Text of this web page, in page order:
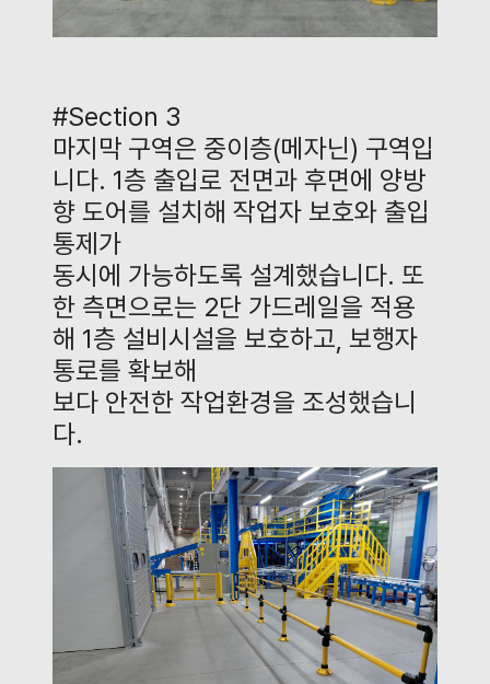
#Section 3
마지막 구역은 중이층(메자닌) 구역입
니다. 1층 출입로 전면과 후면에 양방
향 도어를 설치해 작업자 보호와 출입
통제가
동시에 가능하도록 설계했습니다. 또
한 측면으로는 2단 가드레일을 적용
해 1층 설비시설을 보호하고 보행자
통로를 확보해
보다 안전한 작업환경을 조성했습니
다.